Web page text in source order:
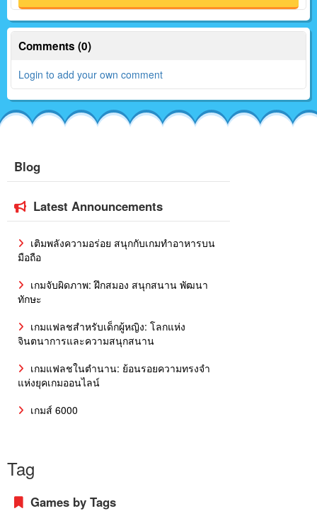
Comments (0)
Login to add your own comment
Blog
Latest Announcements
เติมพลังความอร่อย สนุกกับเกมทำอาหารบน
มือถือ
เกมจับผิดภาพ: ฝึกสมอง สนุกสนาน พัฒนา
ทักษะ
เกมแฟลชสำหรับเด็กผู้หญิง: โลกแห่ง
จินตนาการและความสนุกสนาน
เกมแฟลชในตำนาน: ย้อนรอยความทรงจำ
แห่งยุคเกมออนไลน์
เกมส์ 6000
Tag
Games by Tags